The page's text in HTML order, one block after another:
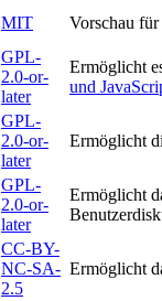
MIT Vorschau
GPL-
2.0-or-
later
Ermöglicht
und
GPL-
2.0-or-
later
Ermöglicht
GPL-
2.0-or-
later
Ermöglicht
CC-BY-
NC-SA-
2.5
Ermöglicht